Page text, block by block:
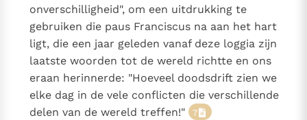
onverschilligheid", om een uitdrukking te
gebruiken die paus Franciscus na aan het hart
ligt, die een jaar geleden vanaf deze loggia zijn
laatste woorden tot de wereld richtte en ons
eraan herinnerde: "Hoeveel doodsdrift zien we
elke dag in de vele conflicten die verschillende
delen van de wereld treffen!"
7